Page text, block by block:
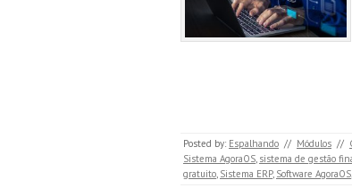
Posted by: Espalhando // Módulos //
Sistema AgoraOS, sistema de gestão
gratuito, Sistema ERP, Software AgoraOS,